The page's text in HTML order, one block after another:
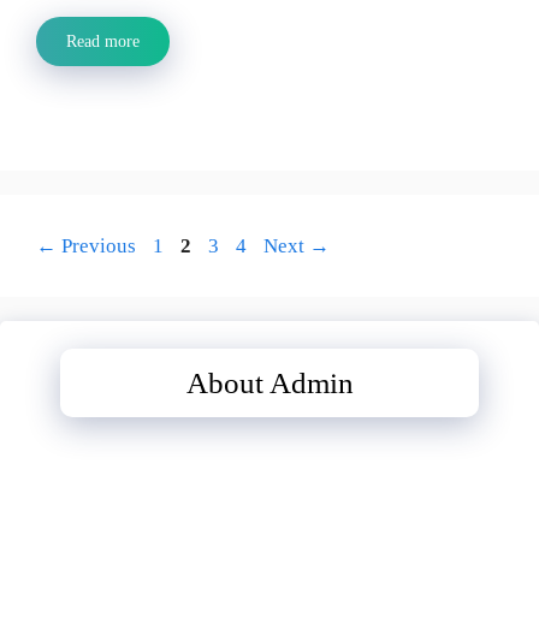
Read more
← Previous Page
1 Page
2 Page
3 Page
4 Next →
About Admin